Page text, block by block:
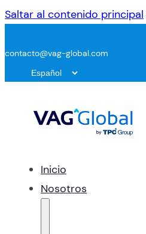
Saltar al contenido principal
contacto@vag-global.com
Inicio
Nosotros